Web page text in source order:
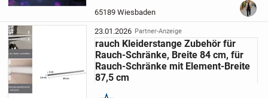
mehrere Kleiderstangen, Ablageflächen
65189 Wiesbaden
23.01.2026 Partner-Anzeige
rauch Kleiderstange Zubehör für
Rauch-Schränke, Breite 84 cm, für
Rauch-Schränke mit Element-Breite
87,5 cm